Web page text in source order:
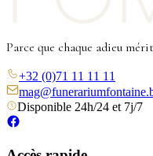
Parce que chaque adieu
+32 (0)71 11 11 11
Disponible 24h/24 et 7j/7